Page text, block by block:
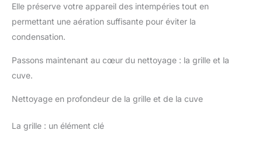
Elle préserve votre appareil des intempéries tout en
permettant une aération suffisante pour éviter la
condensation.
Passons maintenant au cœur du nettoyage : la grille et la
cuve.
Nettoyage en profondeur de la grille et de la cuve
La grille : un élément clé